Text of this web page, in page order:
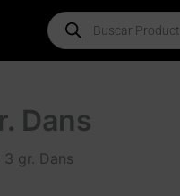
Products
search
Dans
gr. Dans